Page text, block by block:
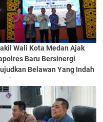
Wali Kota Medan Ajak
Baru Bersinergi
Belawan Yang Indah
Aman